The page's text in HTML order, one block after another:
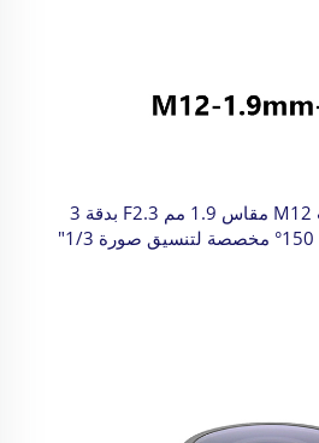
عدسة بُعد بؤري ثابت M12 مقاس 1.9 مم F2.3 بدقة 3